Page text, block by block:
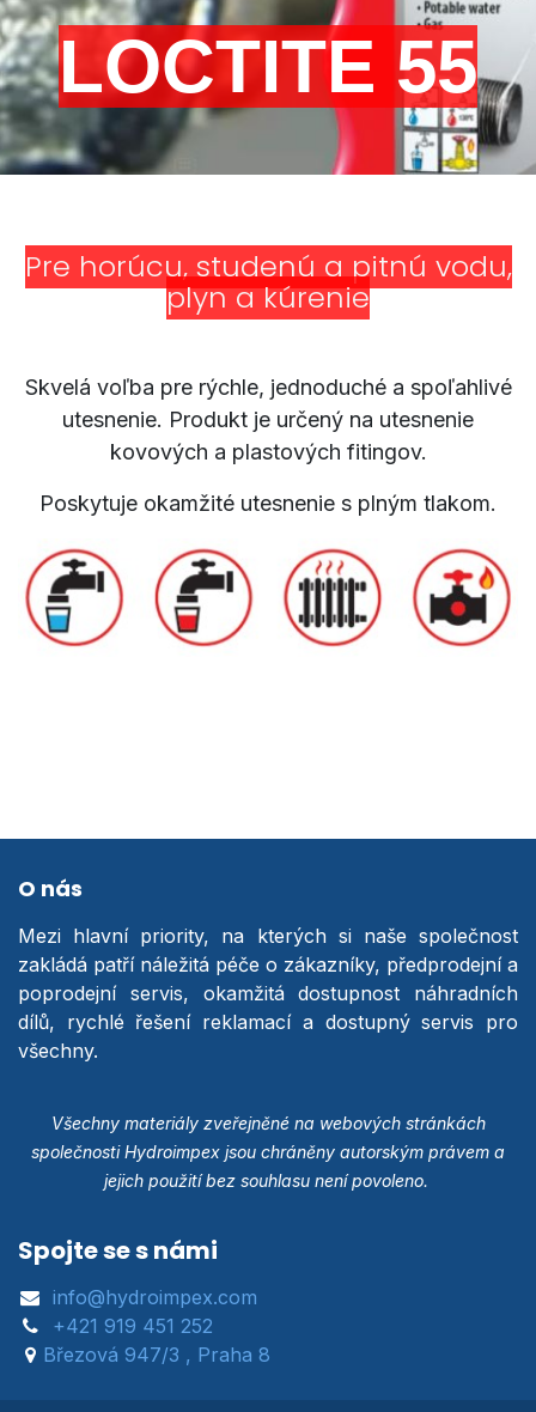
LOCTITE 55
Pre horúcu, studenú a pitnú vodu,
plyn a kúrenie
Skvelá voľba pre rýchle, jednoduché a spoľahlivé
utesnenie. Produkt je určený na utesnenie
kovových a plastových fitingov.
Poskytuje okamžité utesnenie s plným tlakom.
O nás
Mezi hlavní priority, na kterých si naše společnost
zakládá patří náležitá péče o zákazníky, předprodejní a
poprodejní servis, okamžitá dostupnost náhradních
dílů, rychlé řešení reklamací a dostupný servis pro
všechny.
Všechny materiály zveřejněné na webových stránkách
společnosti Hydroimpex jsou chráněny autorským právem a
jejich použití bez souhlasu není povoleno.
Spojte se s námi
info@hydroimpex.com
+421 919 451 252
Březová 947/3 , Praha 8